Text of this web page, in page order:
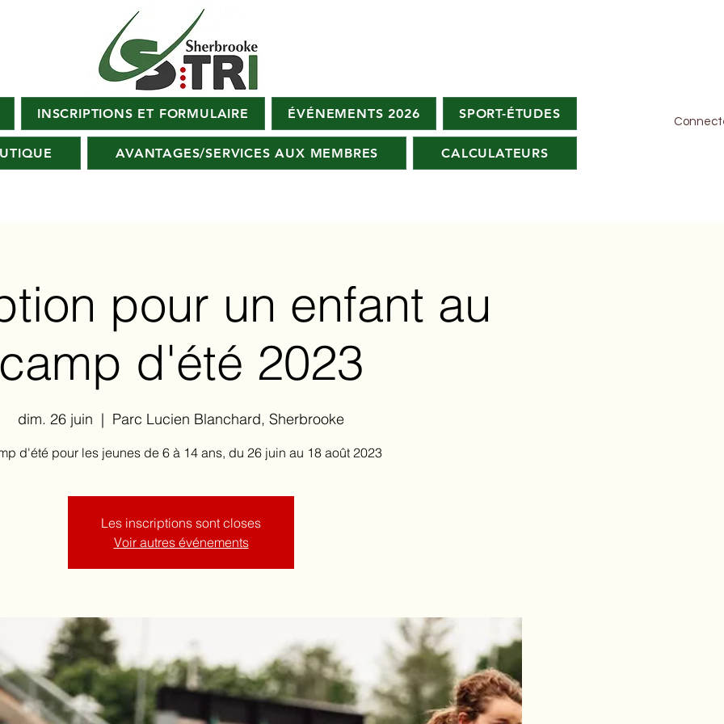
INSCRIPTIONS ET FORMULAIRE ÉVÉNEMENTS 2026 SPORT-ÉTUDES
AVANTAGES/SERVICES AUX MEMBRES CALCULATEURS
pour un enfant au
d'été 2023
dim. 26 juin
  |
Parc Lucien Blanchard, Sherbrooke
d'été pour les jeunes de 6 à 14 ans, du 26 juin au 18 août 2023
Les inscriptions sont closes
Voir autres événements